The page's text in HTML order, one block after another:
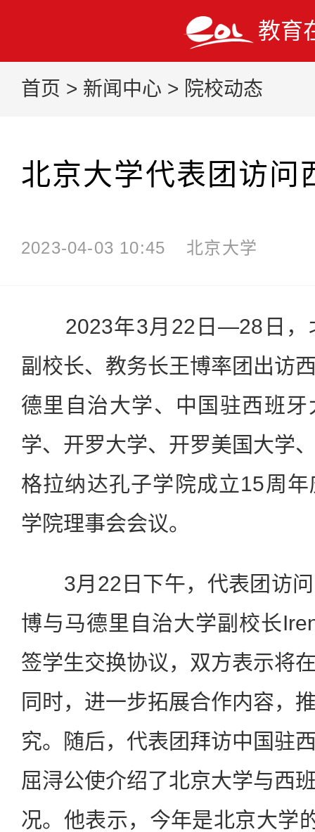
教育
首页 > 新闻中心 > 院校动态
北京大学代表团访问
2023-04-03 10:45 北京大学
2023年3月22日—28日，
副校长、教务长王博率团出访
德里自治大学、中国驻西班
学、开罗大学、开罗美国大学
格拉纳达孔子学院成立15周
学院理事会会议。
3月22日下午，代表团访问
博与马德里自治大学副校长
签学生交换协议，双方表示将
同时，进一步拓展合作内容，
究。随后，代表团拜访中国驻
屈浔公使介绍了北京大学与西
况。他表示，今年是北京大学